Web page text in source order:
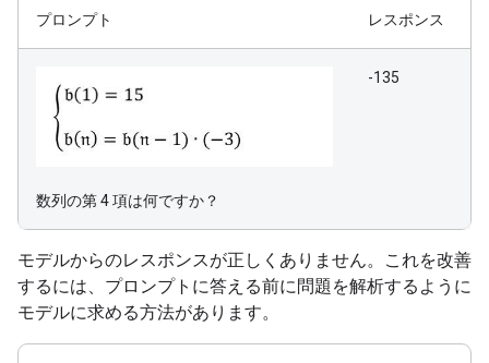
プロンプト レスポンス
数列の第 4 項は何ですか？
-135
モデルからのレスポンスが正しくありません。これを改善
するには、プロンプトに答える前に問題を解析するように
モデルに求める方法があります。